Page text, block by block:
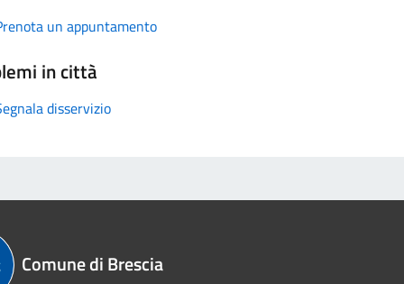
un appuntamento
in città
disservizio
Comune di Brescia